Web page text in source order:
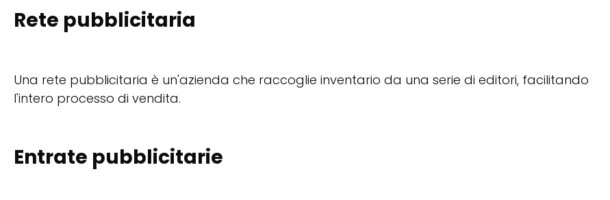
Rete pubblicitaria
Una rete pubblicitaria è un'azienda che raccoglie inventario da una serie di editori, facilitando
l'intero processo di vendita.
Entrate pubblicitarie